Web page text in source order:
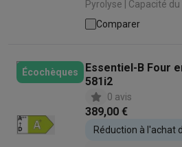
Pyrolyse | Capacité du four: 65 L | Classe
énergétique: A+ | Type de cuisson: Air pulsé
Comparer
Écochèques
Essentiel-B Four
581i2
0 avis
389,00 €
Réduction à l'achat